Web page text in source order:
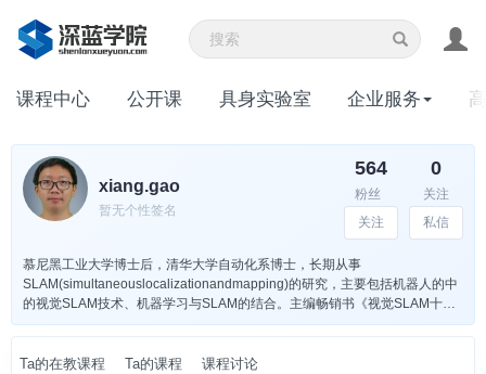
课程中心 公开课 具身实验室 企业服务
xiang.gao
暂无个性签名
564
粉丝
关注
0
关注
私信
慕尼黑工业大学博士后，清华大学自动化系博士，长期从事
SLAM(simultaneouslocalizationandmapping)的研究，主要包括机器人的中
的视觉SLAM技术、机器学习与SLAM的结合。主编畅销书《视觉SLAM十四
讲：从理论到实践》，在国际知名期刊IEEE TransactionsonMechatronics、
Ta的在教课程 Ta的课程 课程讨论